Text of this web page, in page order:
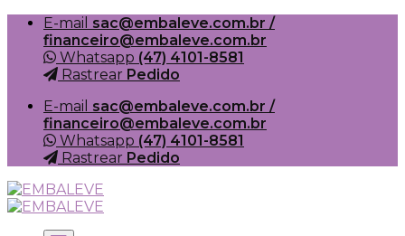
Skip
content
E-mail sac@embaleve.com.br /
financeiro@embaleve.com.br
Whatsapp (47) 4101-8581
Rastrear Pedido
E-mail sac@embaleve.com.br /
financeiro@embaleve.com.br
Whatsapp (47) 4101-8581
Rastrear Pedido